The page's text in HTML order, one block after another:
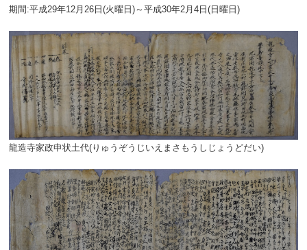
期間:平成29年12月26日(火曜日)～平成30年2月4日(日曜日)
龍造寺家政申状土代(りゅうぞうじいえまさもうしじょうどだい)